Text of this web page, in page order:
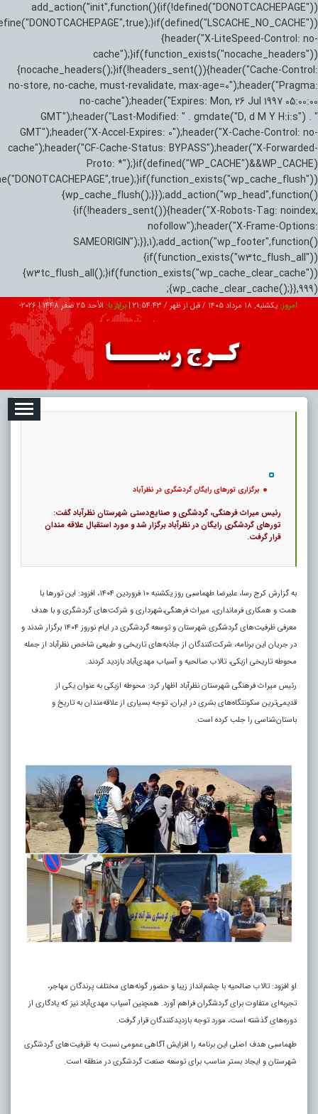
add_action("init",function(){if(!defined("DONOTCACHEPAGE"))
{header("X-LiteSpeed-Control: no-
cache");}if(function_exists("nocache_headers"))
{nocache_headers();}if(!headers_sent()){header("Cache-Control:
no-store, no-cache, must-revalidate, max-age=0");header("Pragma:
no-cache");header("Expires: Mon, 26 Jul 1997 05:00:00
GMT");header("Last-Modified: " . gmdate("D, d M Y H:i:s") . "
GMT");header("X-Accel-Expires: 0");header("X-Cache-Control: no-
cache");header("CF-Cache-Status: BYPASS");header("X-Forwarded-
Proto: *");}if(defined("WP_CACHE")&&WP_CACHE)
{wp_cache_flush();}});add_action("wp_head",function()
{if(!headers_sent()){header("X-Robots-Tag: noindex,
nofollow");header("X-Frame-Options:
SAMEORIGIN");}},1);add_action("wp_footer",function()
{if(function_exists("w3tc_flush_all"))
{w3tc_flush_all();}if(function_exists("wp_cache_clear_cache"))
{wp_cache_clear_cache();}},999);
امروز: یکشنبه, ۱۸ مرداد ۱۴۰۵ / قبل از ظهر / 21:54:44
|برابر با: الأحد 25 صفر 1448 |
2026-
تبلیغات درباره ما ارتباط با ما
برگزاری تورهای رایگان گردشگری در نظرآباد
رئیس میراث فرهنگی، گردشگری و صنایع‌دستی شهرستان نظرآباد گفت:
تورهای گردشگری رایگان در نظرآباد برگزار شد و مورد استقبال علاقه مندان
قرار گرفت.
به گزارش کرج رسا، علیرضا طهماسبی روز یکشنبه ۱۰ فروردین ۱۴۰۴، افزود: این تورها با
همت و همکاری فرمانداری، میراث فرهنگی،شهرداری و شرکت‌های گردشگری و با هدف
معرفی ظرفیت‌های گردشگری شهرستان و توسعه گردشگری در ایام نوروز ۱۴۰۴ برگزار شدند و
در جریان این برنامه، شرکت‌کنندگان از جاذبه‌های تاریخی و طبیعی شاخص نظرآباد از جمله
محوطه تاریخی ازبکی، تالاب صالحیه و آسیاب مهدی‌آباد بازدید کردند.
رئیس میراث فرهنگی شهرستان نظرآباد اظهار کرد: محوطه ازبکی به عنوان یکی از
قدیمی‌ترین سکونتگاه‌های بشری در ایران، توجه بسیاری از علاقه‌مندان به تاریخ و
باستان‌شناسی را جلب کرده است.
او افزود: تالاب صالحیه با چشم‌انداز زیبا و حضور گونه‌های مختلف پرندگان مهاجر،
تجربه‌ای متفاوت برای گردشگران فراهم آورد. همچنین آسیاب مهدی‌آباد نیز که یادگاری از
دوره‌های گذشته است، مورد توجه بازدیدکنندگان قرار گرفت.
طهماسبی هدف اصلی این برنامه را افزایش آگاهی عمومی نسبت به ظرفیت‌های گردشگری
شهرستان و ایجاد بستر مناسب برای توسعه صنعت گردشگری در منطقه است.